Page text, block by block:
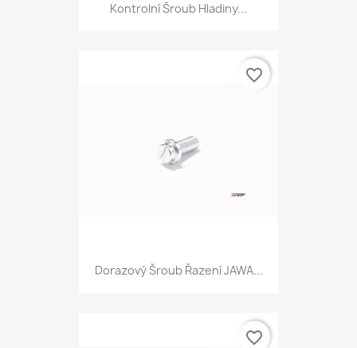
Kontrolní Šroub Hladiny...
Dorazový Šroub Řazení JAWA...
favorite_border
favorite_border